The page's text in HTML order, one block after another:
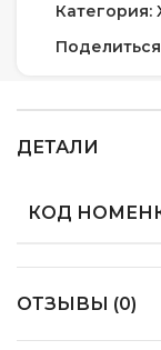
Категория:
ДЕТАЛИ
КОД
ОТЗЫВЫ (0)